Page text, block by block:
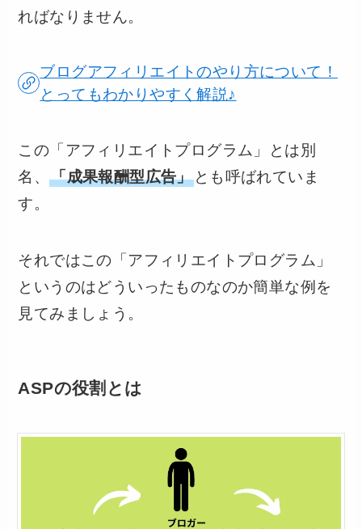
ればなりません。
ブログアフィリエイトのやり方について！
とってもわかりやすく解説♪
この「アフィリエイトプログラム」とは別
名、「成果報酬型広告」とも呼ばれていま
す。
それではこの「アフィリエイトプログラム」
というのはどういったものなのか簡単な例を
見てみましょう。
ASPの役割とは